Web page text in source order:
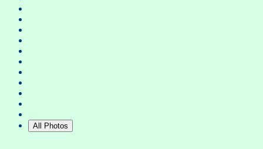
All Photos